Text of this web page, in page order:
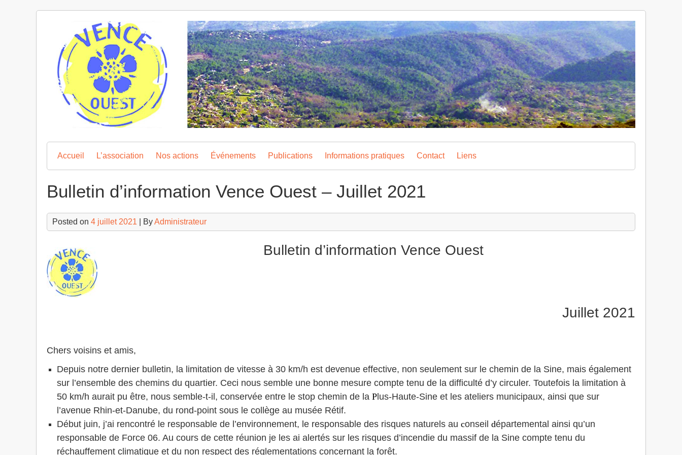
Accueil L’association Nos actions Événements Publications Informations pratiques Contact Liens
Bulletin d’information Vence Ouest – Juillet 2021
Posted on 4 juillet 2021 | ByAdministrateur
Bulletin d’information Vence Ouest
Juillet 2021
Chers voisins et amis,
Depuis notre dernier bulletin, la limitation de vitesse à 30 km/h est devenue effective, non seulement sur le chemin de la Sine, mais également
sur l’ensemble des chemins du quartier. Ceci nous semble une bonne mesure compte tenu de la difficulté d’y circuler. Toutefois la limitation à
50 km/h aurait pu être, nous semble-t-il, conservée entre le stop chemin de la Plus-Haute-Sine et les ateliers municipaux, ainsi que sur
l’avenue Rhin-et-Danube, du rond-point sous le collège au musée Rétif.
Début juin, j’ai rencontré le responsable de l’environnement, le responsable des risques naturels au conseil départemental ainsi qu’un
responsable de Force 06. Au cours de cette réunion je les ai alertés sur les risques d’incendie du massif de la Sine compte tenu du
réchauffement climatique et du non respect des réglementations concernant la forêt.